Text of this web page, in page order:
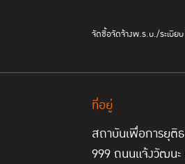
จัดซื้อจัดจ้างพ.ร.บ./ระเบีย
ที่อยู่
สถาบันเพื่อการยุติ
999 ถนนแจ้งวัฒน